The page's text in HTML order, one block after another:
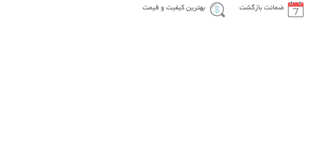
ضمانت بازگشت بهترین کیفیت و قیمت